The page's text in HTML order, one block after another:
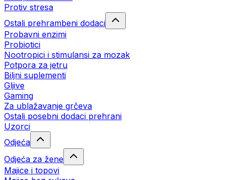
Protiv stresa
Ostali prehrambeni dodaci
Probavni enzimi
Probiotici
Nootropici i stimulansi za mozak
Potpora za jetru
Biljni suplementi
Gljive
Gaming
Za ublažavanje grčeva
Ostali posebni dodaci prehrani
Uzorci
Odjeća
Odjeća za žene
Majice i topovi